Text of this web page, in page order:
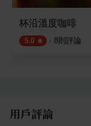
杯沿溫度咖啡
5.0 · 8則評論
用戶評論